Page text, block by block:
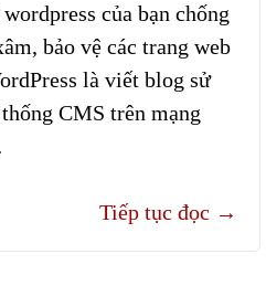
của bạn chống
bảo vệ các trang web
là viết blog sử
CMS trên mạng
Tiếp tục đọc →